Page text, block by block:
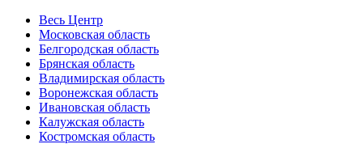
Весь Центр
Московская область
Белгородская область
Брянская область
Владимирская область
Воронежская область
Ивановская область
Калужская область
Костромская область